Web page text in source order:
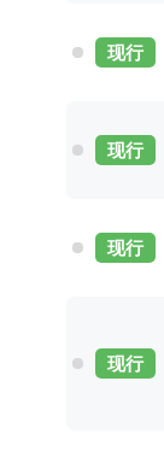
现行
现行
现行
现行